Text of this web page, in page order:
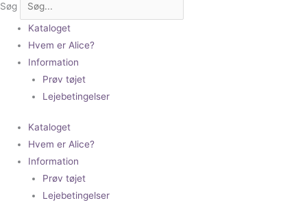
Søg
Kataloget
Hvem er Alice?
Information
Prøv tøjet
Lejebetingelser
Kataloget
Hvem er Alice?
Information
Prøv tøjet
Lejebetingelser